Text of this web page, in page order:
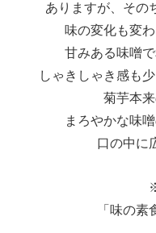
ありますが、その
味の変化も変
甘みある味噌
しゃきしゃき感も
菊芋本
まろやかな味
口の中に
「味の素